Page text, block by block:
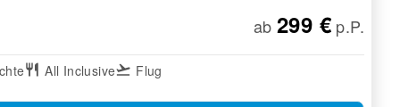
ab 299 € p.P.
restaurant All Inclusiveflight_takeoff Flug